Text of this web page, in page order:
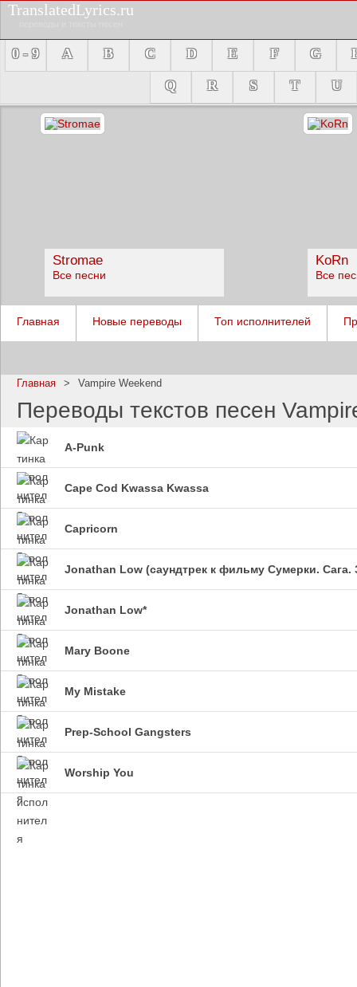
TranslatedLyrics.ru
0 - 9 A B C D E F G
Q
R S T U
Stromae
Все песни
KoRn
Все
Blind Guardian
Все песни Все
Главная Новые переводы Топ исполнителей
Главная > Vampire Weekend
Переводы текстов песен
A-Punk
Cape Cod Kwassa Kwassa
Capricorn
Jonathan Low (саундтрек к фильму Сумерки. Сага.
Jonathan Low*
Mary Boone
My Mistake
Prep-School Gangsters
Worship You